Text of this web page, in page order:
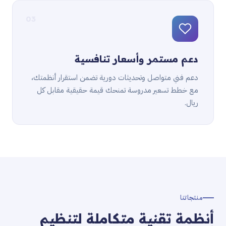
دعم مستمر وأسعار تنافسية
دعم فني متواصل وتحديثات دورية تضمن استقرار أنظمتك،
مع خطط تسعير مدروسة تمنحك قيمة حقيقية مقابل كل
ريال.
منتجاتنا
أنظمة تقنية متكاملة لتنظيم